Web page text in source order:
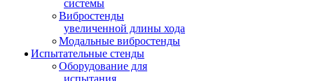
системы
Вибростенды
увеличенной длины хода
Модальные вибростенды
Испытательные стенды
Оборудование для
испытания